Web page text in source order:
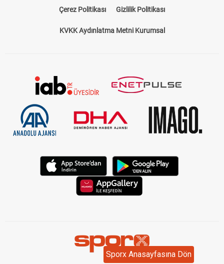
Sporx Anasayfasına Dön
Künye Kariyer About US
Çerez Politikası Gizlilik Politikası